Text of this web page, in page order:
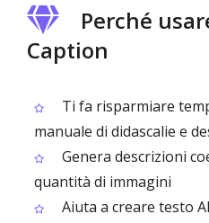
Perché
Caption
Ti fa risparmiare
manuale di didascalie e
Genera descrizioni
quantità di immagini
Aiuta a creare testo